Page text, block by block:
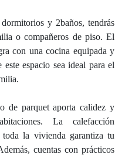
y 2baños, tendrás
o compañeros de piso. El
con una cocina equipada y
espacio sea ideal para el
de parquet aporta calidez y
La calefacción
la vivienda garantiza tu
cuentas con prácticos